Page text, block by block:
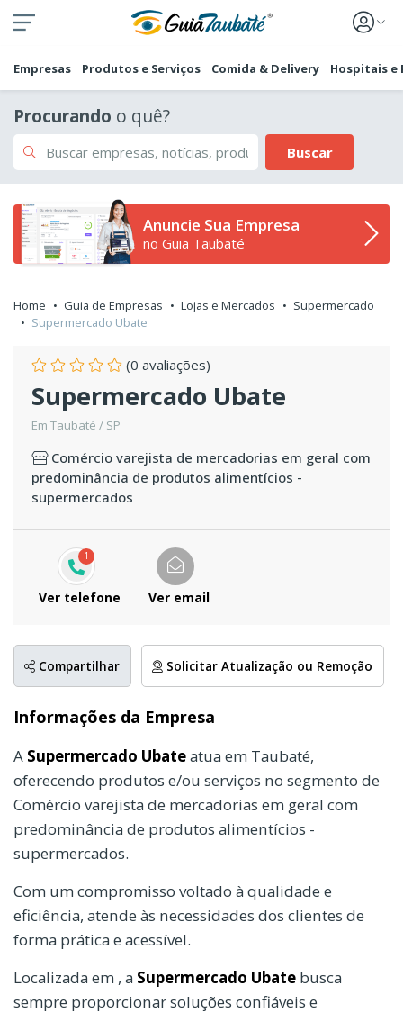
Empresas Produtos e Serviços Comida & Delivery Hospitais e
Procurando o quê?
Buscar
Anuncie Sua Empresa
no Guia Taubaté
Home Guia de Empresas Lojas e Mercados
Supermercado
Supermercado Ubate
(0 avaliações)
Supermercado Ubate
Em Taubaté / SP
Comércio varejista de mercadorias em geral com
predominância de produtos alimentícios -
supermercados
1
Ver telefone Ver email
Compartilhar Solicitar Atualização ou Remoção
Informações da Empresa
A Supermercado Ubateatua em Taubaté,
oferecendo produtos e/ou serviços no segmento de
Comércio varejista de mercadorias em geral com
predominância de produtos alimentícios -
supermercados.
Com um compromisso voltado à qualidade e
eficiência, atende às necessidades dos clientes de
forma prática e acessível.
Localizada em , a Supermercado Ubate busca
sempre proporcionar soluções confiáveis e